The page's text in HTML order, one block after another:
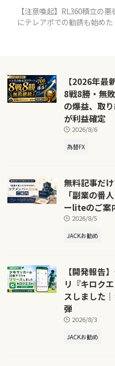
【注意喚起】RL360積立の
にテレアポでの勧誘も始めた
【2026年最
8戦8勝・無
の爆益、取
が利益確定
2026/8/6
為替FX
無料記事だ
「副業の番
ーliteのご案
2026/8/5
JACKお勧め
【開発報告
リ『キロク
スしました
弾
2026/8/3
JACKお勧め